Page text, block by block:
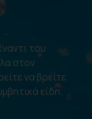
του
στον
να βρείτε
είδη.